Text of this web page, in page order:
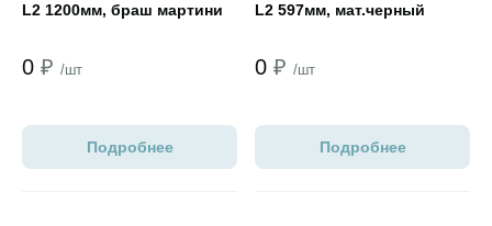
L2 1200мм, браш мартини
0 ₽ /шт
Подробнее
L2 597мм, мат.черный
0 ₽ /шт
Подробнее